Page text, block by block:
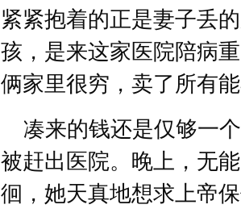
紧紧抱着的正是妻子丢
孩，是来这家医院陪病
俩家里很穷，卖了所有
凑来的钱还是仅够一
被赶出医院。晚上，无
徊，她天真地想求上帝